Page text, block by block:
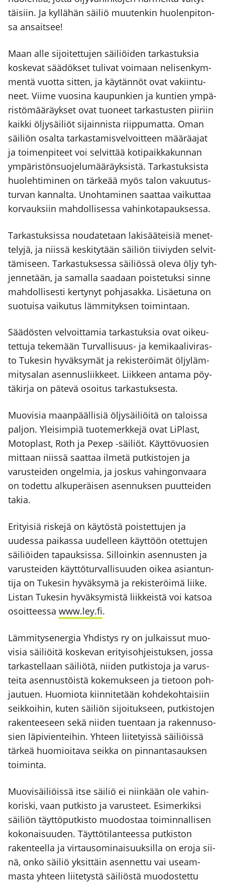
täi­siin. Ja kyl­lä­hän säi­liö muu­ten­kin huo­len­pi­ton­
sa ansait­see!
Maan alle sijoi­tet­tu­jen säi­liöi­den tar­kas­tuk­sia
kos­ke­vat sää­dök­set tuli­vat voi­maan neli­sen­kym­
men­tä vuot­ta sit­ten, ja käy­tän­nöt ovat vakiin­tu­
neet. Vii­me vuo­si­na kau­pun­kien ja kun­tien ympä­
ris­tö­mää­räyk­set ovat tuo­neet tar­kas­tus­ten pii­riin
kaik­ki öljy­säi­liöt sijain­nis­ta riip­pu­mat­ta. Oman
säi­liön osal­ta tar­kas­ta­mis­vel­voit­teen mää­rä­ajat
ja toi­men­pi­teet voi sel­vit­tää koti­paik­ka­kun­nan
ympä­ris­tön­suo­je­lu­mää­räyk­sis­tä. Tar­kas­tuk­sis­ta
huo­leh­ti­mi­nen on tär­ke­ää myös talon vakuu­tus­
tur­van kan­nal­ta. Unoh­ta­mi­nen saat­taa vai­kut­taa
kor­vauk­siin mah­dol­li­ses­sa vahin­ko­ta­pauk­ses­sa.
Tar­kas­tuk­sis­sa nou­da­te­taan laki­sää­tei­siä menet­
te­ly­jä, ja niis­sä kes­ki­ty­tään säi­liön tii­viy­den sel­vit­
tä­mi­seen. Tar­kas­tuk­ses­sa säi­liös­sä ole­va öljy tyh­
jen­ne­tään, ja samal­la saa­daan pois­te­tuk­si sin­ne
mah­dol­li­ses­ti ker­ty­nyt poh­ja­sak­ka. Lisäe­tu­na on
suo­tui­sa vai­ku­tus läm­mi­tyk­sen toi­min­taan.
Sää­dös­ten vel­voit­ta­mia tar­kas­tuk­sia ovat oikeu­
tet­tu­ja teke­mään Tur­val­li­suus- ja kemi­kaa­li­vi­ras­
to Tuke­sin hyväk­sy­mät ja rekis­te­röi­mät öljy­läm­
mi­ty­sa­lan asen­nus­liik­keet. Liik­keen anta­ma pöy­
tä­kir­ja on päte­vä osoi­tus tar­kas­tuk­ses­ta.
Muo­vi­sia maan­pääl­li­siä öljy­säi­liöi­tä on talois­sa
pal­jon. Ylei­sim­piä tuo­te­merk­ke­jä ovat LiPlast,
Motoplast, Roth ja Pexep ‑säi­liöt. Käyt­tö­vuo­sien
mit­taan niis­sä saat­taa ilme­tä put­kis­to­jen ja
varus­tei­den ongel­mia, ja jos­kus vahin­gon­vaa­ra
on todet­tu alku­pe­räi­sen asen­nuk­sen puut­tei­den
takia.
Eri­tyi­siä ris­ke­jä on käy­tös­tä pois­tet­tu­jen ja
uudes­sa pai­kas­sa uudel­leen käyt­töön otet­tu­jen
säi­liöi­den tapauk­sis­sa. Sil­loin­kin asen­nus­ten ja
varus­tei­den käyt­tö­tur­val­li­suu­den oikea asian­tun­
ti­ja on Tuke­sin hyväk­sy­mä ja rekis­te­röi­mä lii­ke.
Lis­tan Tuke­sin hyväk­sy­mis­tä liik­keis­tä voi kat­soa
osoit­tees­sa www.ley.fi.
Läm­mi­ty­se­ner­gia Yhdis­tys ry on jul­kais­sut muo­
vi­sia säi­liöi­tä kos­ke­van eri­tyis­oh­jeis­tuk­sen, jos­sa
tar­kas­tel­laan säi­liö­tä, nii­den put­kis­to­ja ja varus­
tei­ta asen­nus­töis­tä koke­muk­seen ja tie­toon poh­
jau­tuen. Huo­mio­ta kiin­ni­te­tään koh­de­koh­tai­siin
seik­koi­hin, kuten säi­liön sijoi­tuk­seen, put­kis­to­jen
raken­tee­seen sekä nii­den tuen­taan ja raken­nuso­
sien läpi­vien­tei­hin. Yhteen lii­te­tyis­sä säi­liöis­sä
tär­keä huo­mioi­ta­va seik­ka on pin­nan­ta­sauk­sen
toi­min­ta.
Muo­vi­säi­liöis­sä itse säi­liö ei niin­kään ole vahin­
ko­ris­ki, vaan put­kis­to ja varus­teet. Esi­mer­kik­si
säi­liön täyt­tö­put­kis­to muo­dos­taa toi­min­nal­li­sen
koko­nai­suu­den. Täyt­tö­ti­lan­tees­sa put­kis­ton
raken­teel­la ja vir­taus­o­mi­nai­suuk­sil­la on ero­ja sii­
nä, onko säi­liö yksit­täin asen­net­tu vai useam­
mas­ta yhteen lii­te­tys­tä säi­liös­tä muo­dos­tet­tu